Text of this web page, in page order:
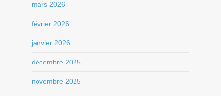
mars 2026
février 2026
janvier 2026
décembre 2025
novembre 2025